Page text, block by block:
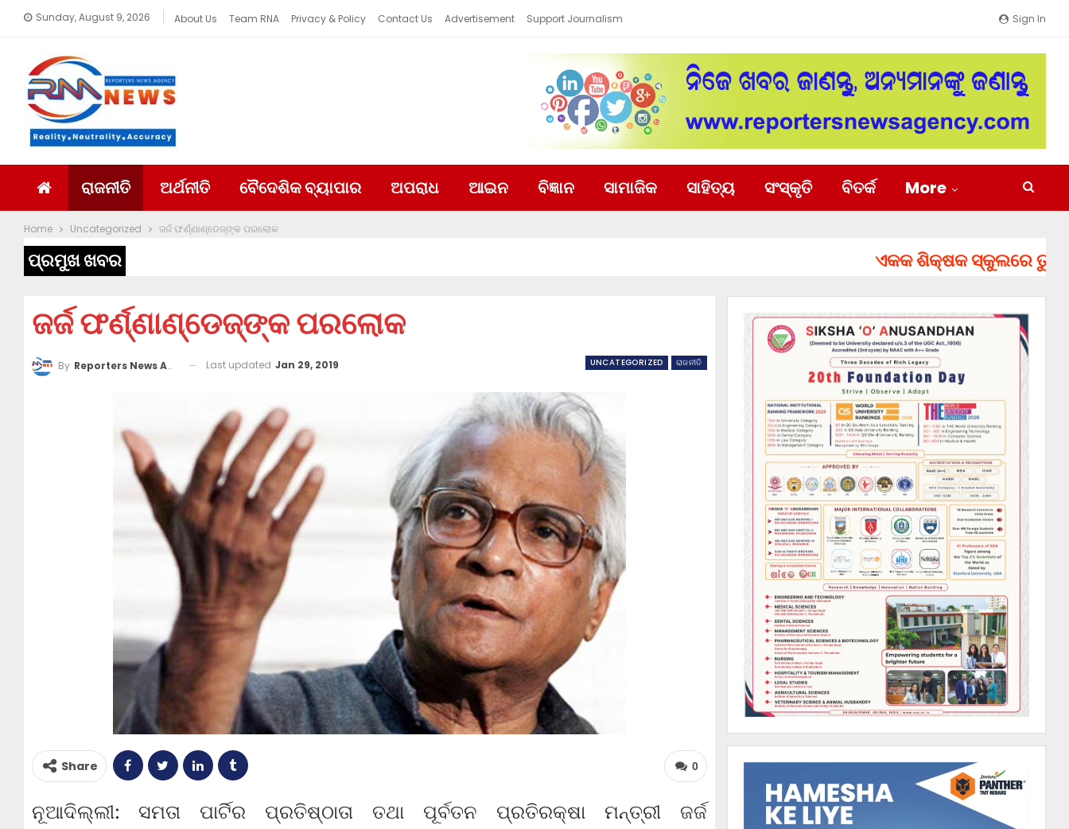
Sign In
Sunday, August 9, 2026 About Us Team RNA Privacy & Policy Contact Us Advertisement Support Journalism
ରାଜନୀତି ଅର୍ଥନୀତି ବୈଦେଶିକ ବ୍ୟାପାର ଅପରାଧ ଆଇନ ବିଜ୍ଞାନ ସାମାଜିକ ସାହିତ୍ୟ ସଂସ୍କୃତି ବିତର୍କ More
Home Uncategorized ଜର୍ଜ ଫର୍ଣ୍ଣାଣ୍ଡେଜ୍‌ଙ୍କ ପରଲୋକ
ପ୍ରମୁଖ ଖବର ଏକକ ଶିକ୍ଷକ ସ୍କୁଲରେ ତୁରନ୍ତ
ଜର୍ଜ ଫର୍ଣ୍ଣାଣ୍ଡେଜ୍‌ଙ୍କ ପରଲୋକ
UNCATEGORIZED ରାଜନୀତି
By Reporters News Agency Last updated Jan 29, 2019
0
Share
ନୂଆଦିଲ୍ଲୀ: ସମତା ପାର୍ଟିର ପ୍ରତିଷ୍ଠାତା ତଥା ପୂର୍ବତନ ପ୍ରତିରକ୍ଷା ମନ୍ତ୍ରୀ ଜର୍ଜ